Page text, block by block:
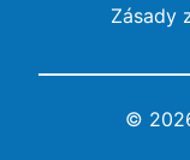
Zásady
©